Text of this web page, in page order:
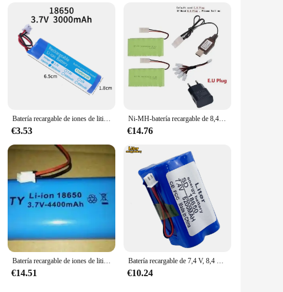
needed. Whether you're a professional looking to
solution.
Batería recargable de iones de litio con PCB para Altavoz Bluetooth, faros solares, 3,7 V, 7,4 V, 11,1 V, 12V, 18650, 8000mAh
€3.53
Ni-MH-batería recargable de 8,4 v y 1800mah + cargador de 8,4 v para coche de juguete, tanque, tren, Robot, barco, pistola, AA, 8,4 v, Modelo M
€14.76
Batería recargable de iones de litio 3,7 v 18650 4400mAh
€14.51
Batería recargable de 7,4 V, 8,4 V, 5200mAh, 2P2S, 5,2ah, para faros de bicicleta/CCTV/cámara/revisión eléctrica 18650 4
€10.24